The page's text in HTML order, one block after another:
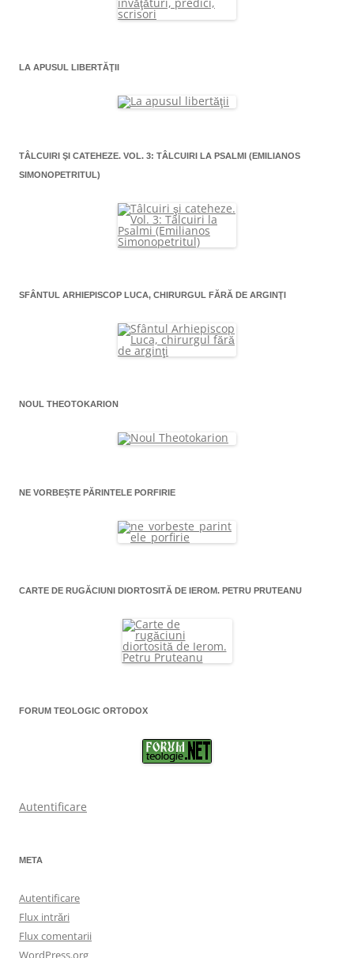
LA APUSUL LIBERTĂŢII
TÂLCUIRI ŞI CATEHEZE. VOL. 3: TÂLCUIRI LA PSALMI (EMILIANOS
SIMONOPETRITUL)
SFÂNTUL ARHIEPISCOP LUCA, CHIRURGUL FĂRĂ DE ARGINŢI
NOUL THEOTOKARION
NE VORBEȘTE PĂRINTELE PORFIRIE
CARTE DE RUGĂCIUNI DIORTOSITĂ DE IEROM. PETRU PRUTEANU
FORUM TEOLOGIC ORTODOX
Autentificare
META
Autentificare
Flux intrări
Flux comentarii
WordPress.org